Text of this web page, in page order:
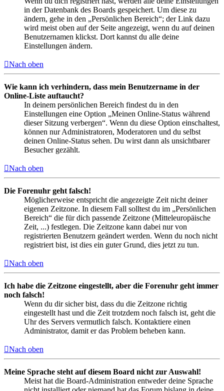
in der Datenbank des Boards gespeichert. Um diese zu
ändern, gehe in den „Persönlichen Bereich“; der Link dazu
wird meist oben auf der Seite angezeigt, wenn du auf deinen
Benutzernamen klickst. Dort kannst du alle deine
Einstellungen ändern.
Nach oben
Wie kann ich verhindern, dass mein Benutzername in der
Online-Liste auftaucht?
In deinem persönlichen Bereich findest du in den
Einstellungen eine Option „Meinen Online-Status während
dieser Sitzung verbergen“. Wenn du diese Option einschaltest,
können nur Administratoren, Moderatoren und du selbst
deinen Online-Status sehen. Du wirst dann als unsichtbarer
Besucher gezählt.
Nach oben
Die Forenuhr geht falsch!
Möglicherweise entspricht die angezeigte Zeit nicht deiner
eigenen Zeitzone. In diesem Fall solltest du im „Persönlichen
Bereich“ die für dich passende Zeitzone (Mitteleuropäische
Zeit, ...) festlegen. Die Zeitzone kann dabei nur von
registrierten Benutzern geändert werden. Wenn du noch nicht
registriert bist, ist dies ein guter Grund, dies jetzt zu tun.
Nach oben
Ich habe die Zeitzone eingestellt, aber die Forenuhr geht immer
noch falsch!
Wenn du dir sicher bist, dass du die Zeitzone richtig
eingestellt hast und die Zeit trotzdem noch falsch ist, geht die
Uhr des Servers vermutlich falsch. Kontaktiere einen
Administrator, damit er das Problem beheben kann.
Nach oben
Meine Sprache steht auf diesem Board nicht zur Auswahl!
Meist hat die Board-Administration entweder deine Sprache